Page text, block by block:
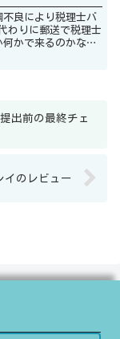
わりに郵送で税理士
出前の最終チェ
のレビュー